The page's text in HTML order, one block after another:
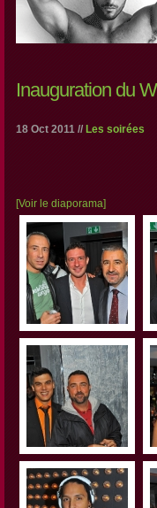
Inauguration du
18 Oct 2011 // Les soirées
[Voir le diaporama]